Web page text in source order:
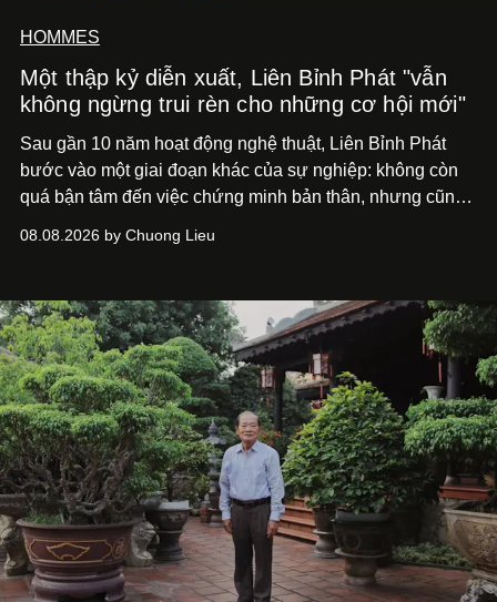
HOMMES
Một thập kỷ diễn xuất, Liên Bỉnh Phát "vẫn
không ngừng trui rèn cho những cơ hội mới"
Sau gần 10 năm hoạt động nghệ thuật, Liên Bỉnh Phát
bước vào một giai đoạn khác của sự nghiệp: không còn
quá bận tâm đến việc chứng minh bản thân, nhưng cũng
phim điện ảnh trong nửa đầu 2026 đến hành trình trở lại
bằng một tâm thế điềm tĩnh hơn. Anh tiếp tục học hỏi, trau
dồi và chờ đợi những vai diễn đủ sức đưa mình đến
những vùng đất mới. Ở tuổi ngoài 30, điều anh theo đuổi
không phải những đích đến quá lớn, mà là khả năng luôn
tiến về phía trước.
08.08.2026 by Chuong Lieu